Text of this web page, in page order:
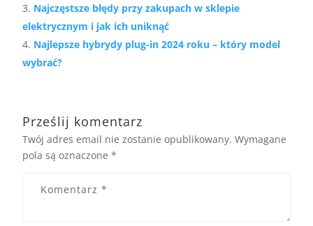
Najczęstsze błędy przy zakupach w sklepie
elektrycznym i jak ich uniknąć
Najlepsze hybrydy plug-in 2024 roku – który model
wybrać?
Prześlij komentarz
Twój adres email nie zostanie opublikowany. Wymagane
pola są oznaczone*